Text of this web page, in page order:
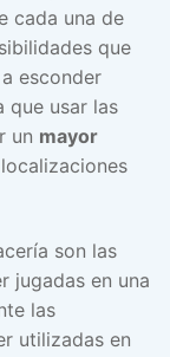
cada una de
que
esconder
que usar las
un mayor
son las
jugadas en una
las
utilizadas en